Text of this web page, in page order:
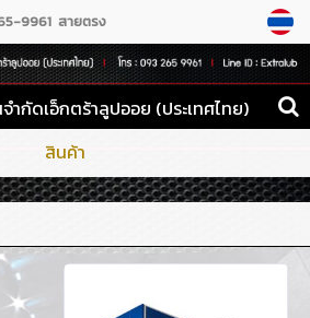
9961 สายตรง
ำกัดเอ็กตร้าลูปออย (ประเทศไทย)
สินค้า